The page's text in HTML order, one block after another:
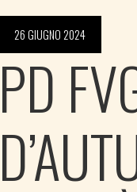
26 GIUGNO 2024
PD